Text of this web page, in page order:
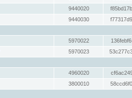
9440020
9440030
5970022
5970023
4960020
3800010